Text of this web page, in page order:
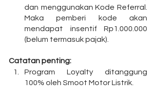
dan menggunakan Kode Referral.
Maka pemberi kode akan
mendapat insentif Rp1.000.000
(belum termasuk pajak).
Catatan penting:⁣
Program Loyalty ditanggung
100% oleh Smoot Motor Listrik.